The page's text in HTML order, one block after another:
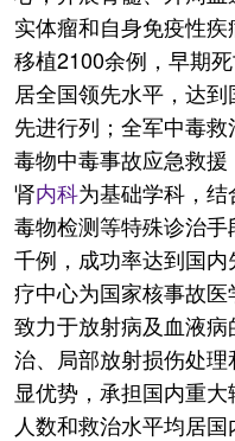
实体瘤和自身免疫性
移植2100余例，早期
居全国领先水平，达
先进行列；全军中毒
毒物中毒事故应急救
肾内科为基础学科，结
毒物检测等特殊诊治
千例，成功率达到国
疗中心为国家核事故医
致力于放射病及血液
治、局部放射损伤处
显优势，承担国内重
人数和救治水平均居